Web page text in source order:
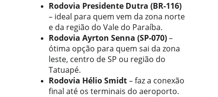
Rodovia Presidente Dutra (BR-116)
– ideal para quem vem da zona norte
e da região do Vale do Paraíba.
Rodovia Ayrton Senna (SP-070) –
ótima opção para quem sai da zona
leste, centro de SP ou região do
Tatuapé.
Rodovia Hélio Smidt – faz a conexão
final até os terminais do aeroporto.